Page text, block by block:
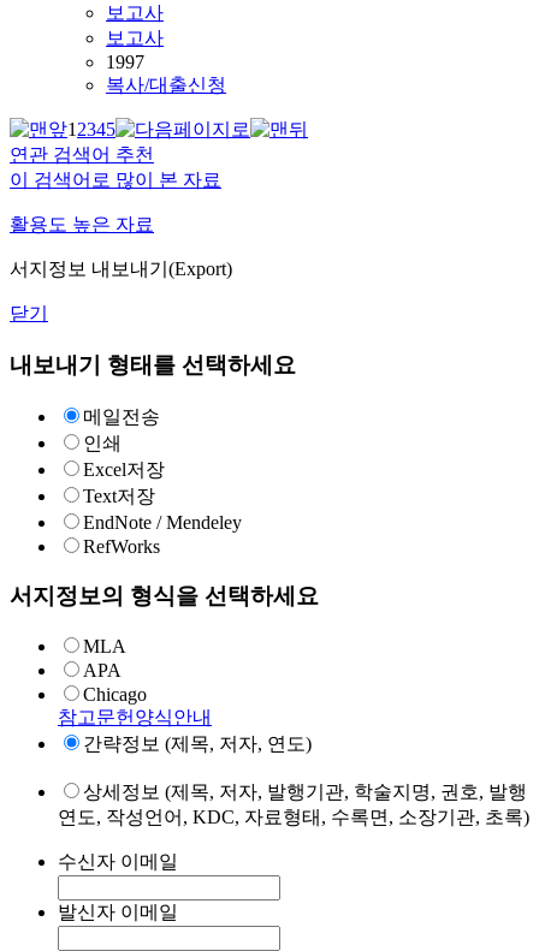
보고사
보고사
1997
복사/대출신청
12345
연관 검색어 추천
이 검색어로 많이 본 자료
활용도 높은 자료
서지정보 내보내기(Export)
닫기
내보내기 형태를 선택하세요
메일전송
인쇄
Excel저장
Text저장
EndNote / Mendeley
RefWorks
서지정보의 형식을 선택하세요
MLA
APA
Chicago
참고문헌양식안내
간략정보 (제목, 저자, 연도)
상세정보 (제목, 저자, 발행기관, 학술지명, 권호, 발행
연도, 작성언어, KDC, 자료형태, 수록면, 소장기관, 초록)
수신자 이메일
발신자 이메일